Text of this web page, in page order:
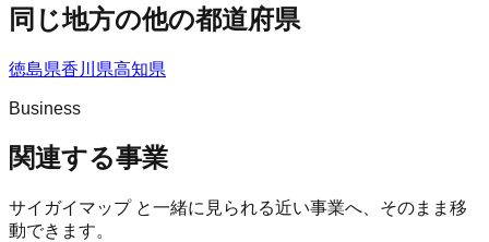
同じ地方の他の都道府県
徳島県香川県高知県
Business
関連する事業
サイガイマップと一緒に見られる近い事業へ、そのまま移
動できます。